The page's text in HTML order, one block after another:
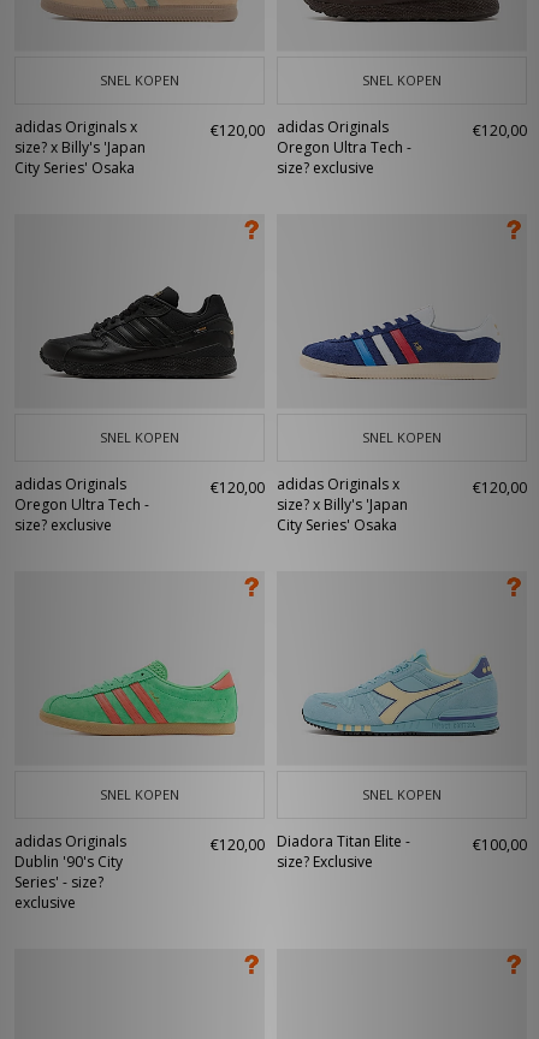
SNEL KOPEN
adidas Originals x
size? x Billy's 'Japan
City Series' Osaka
€120,00
SNEL KOPEN
adidas Originals
Oregon Ultra Tech -
size? exclusive
€120,00
SNEL KOPEN
adidas Originals
Oregon Ultra Tech -
size? exclusive
€120,00
SNEL KOPEN
adidas Originals x
size? x Billy's 'Japan
City Series' Osaka
€120,00
SNEL KOPEN
adidas Originals
Dublin '90's City
Series' - size?
exclusive
€120,00
SNEL KOPEN
Diadora Titan Elite -
size? Exclusive
€100,00